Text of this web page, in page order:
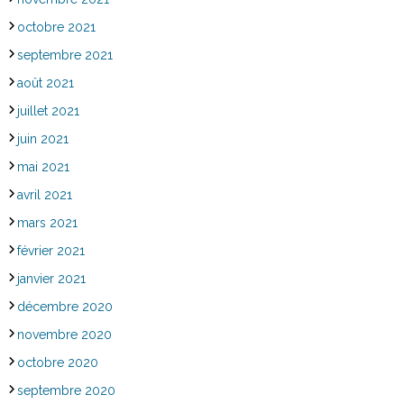
octobre 2021
septembre 2021
août 2021
juillet 2021
juin 2021
mai 2021
avril 2021
mars 2021
février 2021
janvier 2021
décembre 2020
novembre 2020
octobre 2020
septembre 2020